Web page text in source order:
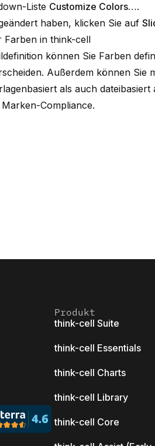
Liste Customize Colors….
haben, klicken Sie auf
Farben in think-cell
können Sie Farben
Außerdem können Sie
als auch
Marken-Compliance.
Produkt
think-cell Suite
think-cell Essentials
think-cell Charts
think-cell Library
think-cell Core